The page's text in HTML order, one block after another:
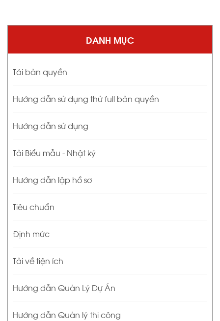
DANH MỤC
Tái bản quyền
Hướng dẫn sử dụng thử full bản quyền
Hướng dẫn sử dụng
Tải Biểu mẫu - Nhật ký
Hướng dẫn lập hồ sơ
Tiêu chuẩn
Định mức
Tải về tiện ích
Hướng dẫn Quản Lý Dự Án
Hướng dẫn Quản lý thi công